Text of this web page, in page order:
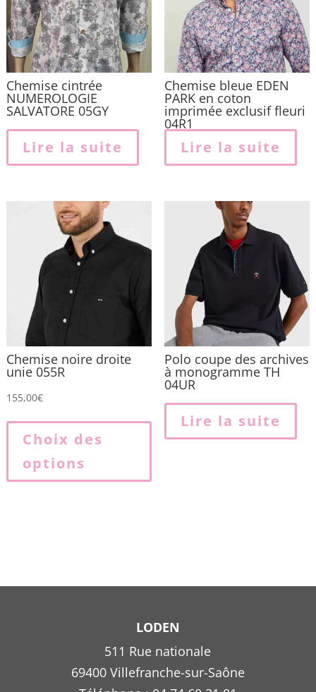
Chemise cintrée
NUMEROLOGIE
SALVATORE 05GY
Lire la suite
Chemise bleue EDEN
PARK en coton
imprimée exclusif fleuri
04R1
Lire la suite
Chemise noire droite
unie 055R
155,00€
Choix des
options
produit
page
du
produit
Polo coupe des archives
à monogramme TH
04UR
Lire la suite
LODEN
511 Rue nationale
69400 Villefranche-sur-Saône